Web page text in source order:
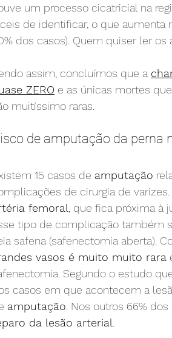
um processo cicatricial na
de identificar, o que
dos casos). Quem quiser ler
assim, concluímos que a
ZERO e as únicas mortes
muitíssimo raras.
de amputação da perna
15 casos de amputação
de cirurgia de varizes.
femoral , que fica próxima à
tipo de complicação também
safena (safenectomia aberta).
vasos é muito muito rara
Segundo o estudo
casos em que acontecem a
amputação . Nos outros 66%
da lesão arterial